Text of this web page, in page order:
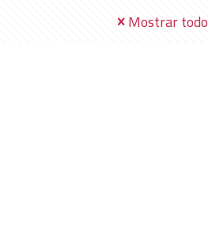
Mostrar todo